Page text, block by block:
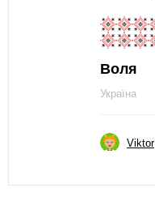
Воля
Україна
Viktor